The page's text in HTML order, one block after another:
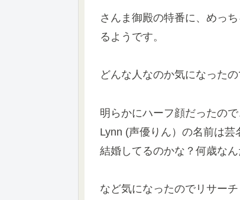
さんま御殿の特番に、めっ
るようです。
どんな人なのか気になった
明らかにハーフ顔だったの
Lynn (声優りん）の名前は芸
結婚してるのかな？何歳なん
など気になったのでリサーチ